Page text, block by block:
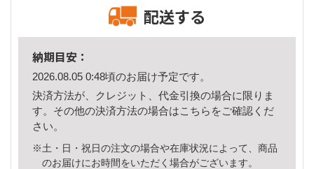
配送する
納期目安：
2026.08.05 0:48頃のお届け予定です。
決済方法が、クレジット、代金引換の場合に限りま
す。その他の決済方法の場合はこちら をご確認くだ
さい。
※土・日・祝日の注文の場合や在庫状況によって、商品
のお届けにお時間をいただく場合がございます。